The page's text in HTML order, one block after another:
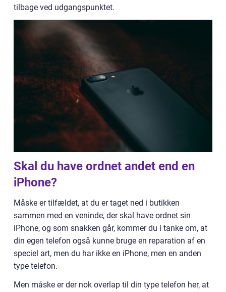
tilbage ved udgangspunktet.
Skal du have ordnet andet end en
iPhone?
Måske er tilfældet, at du er taget ned i butikken
sammen med en veninde, der skal have ordnet sin
iPhone, og som snakken går, kommer du i tanke om, at
din egen telefon også kunne bruge en reparation af en
speciel art, men du har ikke en iPhone, men en anden
type telefon.
Men måske er der nok overlap til din type telefon her, at